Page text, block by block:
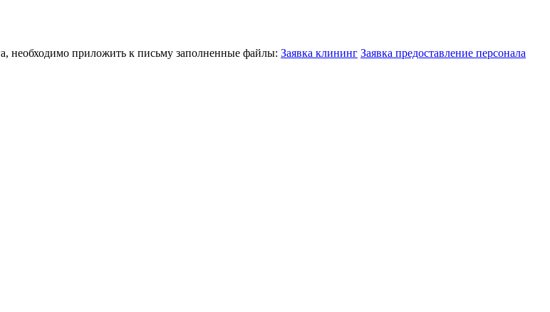
необходимо приложить к письму заполненные файлы: Заявка клининг Заявка предоставление персонала